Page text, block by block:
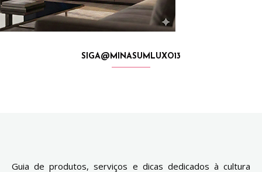
SIGA@MINASUMLUXO13
Guia de produtos, serviços e dicas dedicados à cultura